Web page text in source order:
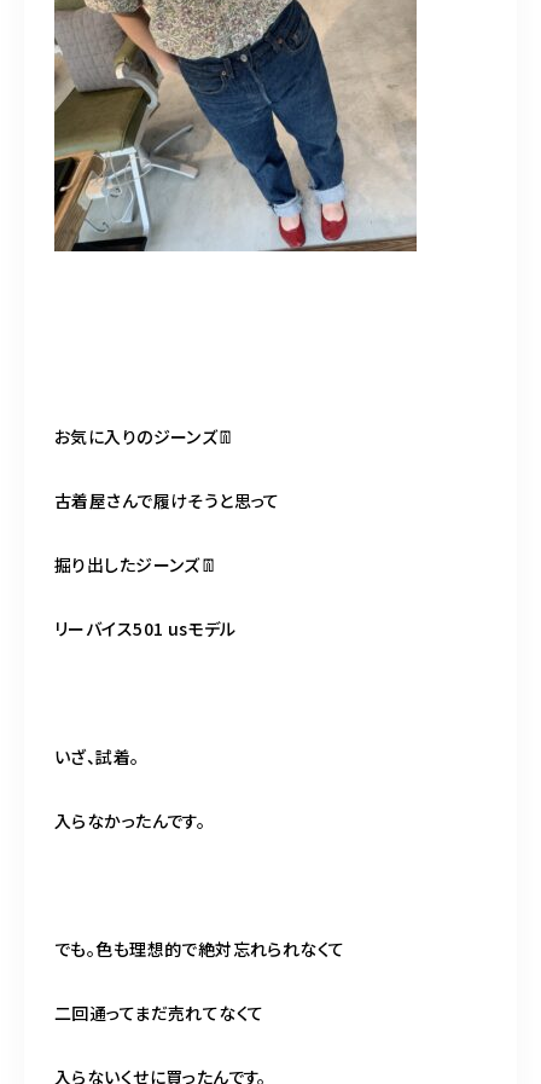
お気に入りのジーンズ👖
古着屋さんで履けそうと思って
掘り出したジーンズ👖
リーバイス501 usモデル
いざ、試着。
入らなかったんです。
でも。色も理想的で絶対忘れられなくて
二回通ってまだ売れてなくて
入らないくせに買ったんです。